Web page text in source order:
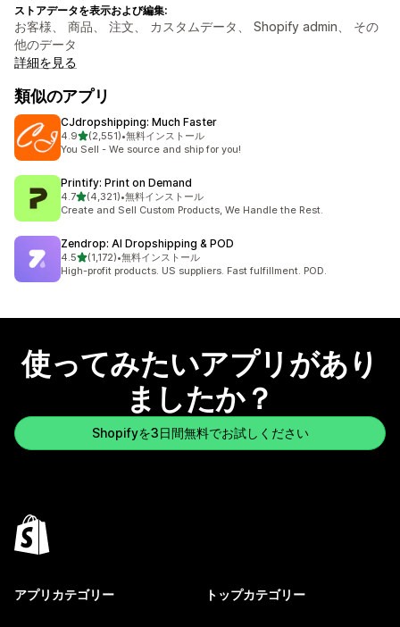
ストアデータを表示および編集:
お客様、 商品、 注文、 カスタムデータ、 Shopify admin、 その
他のデータ
詳細を見る
類似のアプリ
CJdropshipping: Much Faster
4.95つ星中
(2,551)
合計レビュー数：2551件
•無料インストール
You Sell - We source and ship for you!
Printify: Print on Demand
4.75つ星中
(4,321)
合計レビュー数：4321件
•無料インストール
Create and Sell Custom Products, We Handle the Rest.
Zendrop: AI Dropshipping & POD
4.55つ星中
(1,172)
合計レビュー数：1172件
•無料インストール
High-profit products. US suppliers. Fast fulfillment. POD.
使ってみたいアプリがあり
ましたか？
Shopifyを3日間無料でお試しください
アプリカテゴリー トップカテゴリー